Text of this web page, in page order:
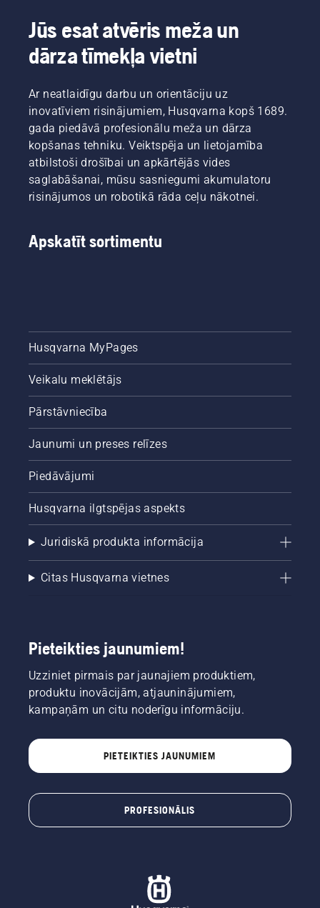
Jūs esat atvēris meža un
dārza tīmekļa vietni
Ar neatlaidīgu darbu un orientāciju uz
inovatīviem risinājumiem, Husqvarna kopš 1689.
gada piedāvā profesionālu meža un dārza
kopšanas tehniku. Veiktspēja un lietojamība
atbilstoši drošībai un apkārtējās vides
saglabāšanai, mūsu sasniegumi akumulatoru
risinājumos un robotikā rāda ceļu nākotnei.
Apskatīt sortimentu
Husqvarna MyPages
Veikalu meklētājs
Pārstāvniecība
Jaunumi un preses relīzes
Piedāvājumi
Husqvarna ilgtspējas aspekts
Juridiskā produkta informācija
Citas Husqvarna vietnes
Pieteikties jaunumiem!
Uzziniet pirmais par jaunajiem produktiem,
produktu inovācijām, atjauninājumiem,
kampaņām un citu noderīgu informāciju.
PIETEIKTIES JAUNUMIEM
PROFESIONĀLIS